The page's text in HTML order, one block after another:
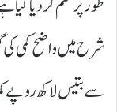
طور پر ختم کر دیا
شرح میں واضح کمی
سے بتیس لاکھ روپے